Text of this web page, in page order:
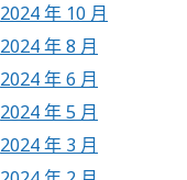
2024 年 10 月
2024 年 8 月
2024 年 6 月
2024 年 5 月
2024 年 3 月